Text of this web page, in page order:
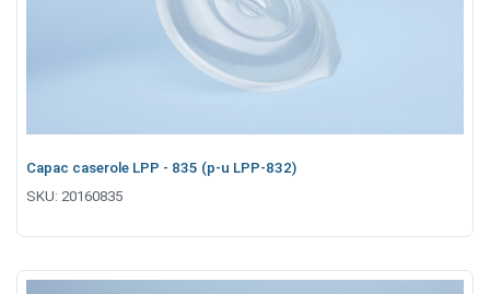
Capac caserole LPP - 835 (p-u LPP-832)
SKU: 20160835